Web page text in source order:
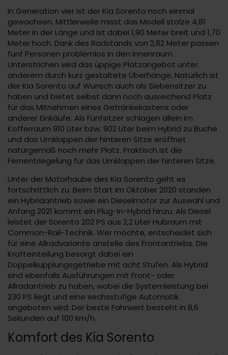
In Generation vier ist der Kia Sorento noch einmal
gewachsen. Mittlerweile misst das Modell stolze 4,81
Meter in der Länge und ist dabei 1,90 Meter breit und 1,70
Meter hoch. Dank des Radstands von 2,82 Meter passen
fünf Personen problemlos in den Innenraum.
Unterstrichen wird das üppige Platzangebot unter
anderem durch kurz gestaltete Überhänge. Natürlich ist
der Kia Sorento auf Wunsch auch als Siebensitzer zu
haben und bietet selbst dann noch ausreichend Platz
für das Mitnehmen eines Getränkekastens oder
anderer Einkäufe. Als Fünfsitzer schlagen allein im
Kofferraum 910 Liter bzw. 902 Liter beim Hybrid zu Buche
und das Umklappen der hinteren Sitze eröffnet
naturgemäß noch mehr Platz. Praktisch ist die
Fernentriegelung für das Umklappen der hinteren Sitze.
Unter der Motorhaube des Kia Sorento geht es
fortschrittlich zu. Beim Start im Oktober 2020 standen
ein Hybridantrieb sowie ein Dieselmotor zur Auswahl und
Anfang 2021 kommt ein Plug-In-Hybrid hinzu. Als Diesel
leistet der Sorento 202 PS aus 2,2 Liter Hubraum mit
Common-Rail-Technik. Wer möchte, entscheidet sich
für eine Allradvariante anstelle des Frontantriebs. Die
Krafteinteilung besorgt dabei ein
Doppelkupplungsgetriebe mit acht Stufen. Als Hybrid
sind ebenfalls Ausführungen mit Front- oder
Allradantrieb zu haben, wobei die Systemleistung bei
230 PS liegt und eine sechsstufige Automatik
angeboten wird. Der beste Fahrwert besteht in 8,6
Sekunden auf 100 km/h.
Komfort des Kia Sorento